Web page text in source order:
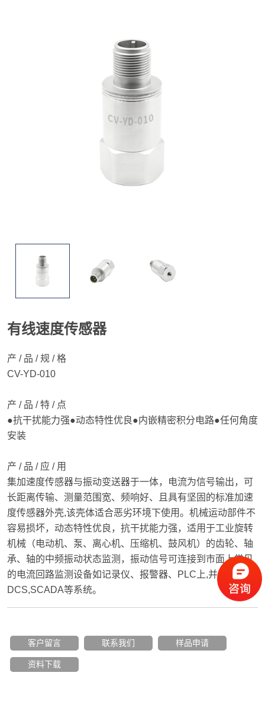
有线速度传感器
产 / 品 / 规 / 格
CV-YD-010
产 / 品 / 特 / 点
●抗干扰能力强●动态特性优良●内嵌精密积分电路●任何角度
安装
产 / 品 / 应 / 用
集加速度传感器与振动变送器于一体，电流为信号输出，可
长距离传输、测量范围宽、频响好、且具有坚固的标准加速
度传感器外壳,该壳体适合恶劣环境下使用。机械运动部件不
容易损坏，动态特性优良，抗干扰能力强，适用于工业旋转
机械（电动机、泵、离心机、压缩机、鼓风机）的齿轮、轴
承、轴的中频振动状态监测，振动信号可连接到市面上常见
的电流回路监测设备如记录仪、报警器、PLC上,并兼容
DCS,SCADA等系统。
客户留言 联系我们 样品申请
资料下载